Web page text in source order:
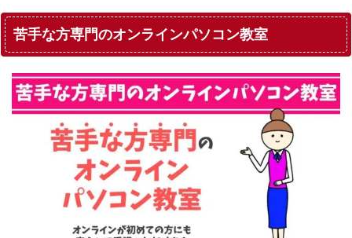
苦手な方専門のオンラインパソコン教室